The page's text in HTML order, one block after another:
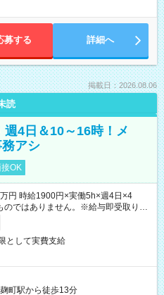
募する 詳細へ
掲載日：2026.08.06
読
4日＆10～16時！メ
アシ
OK
円 時給1900円×実働5h×週4日×4
ではありません。※給与即受取りサ
）
として実費支給
麹町駅から徒歩13分